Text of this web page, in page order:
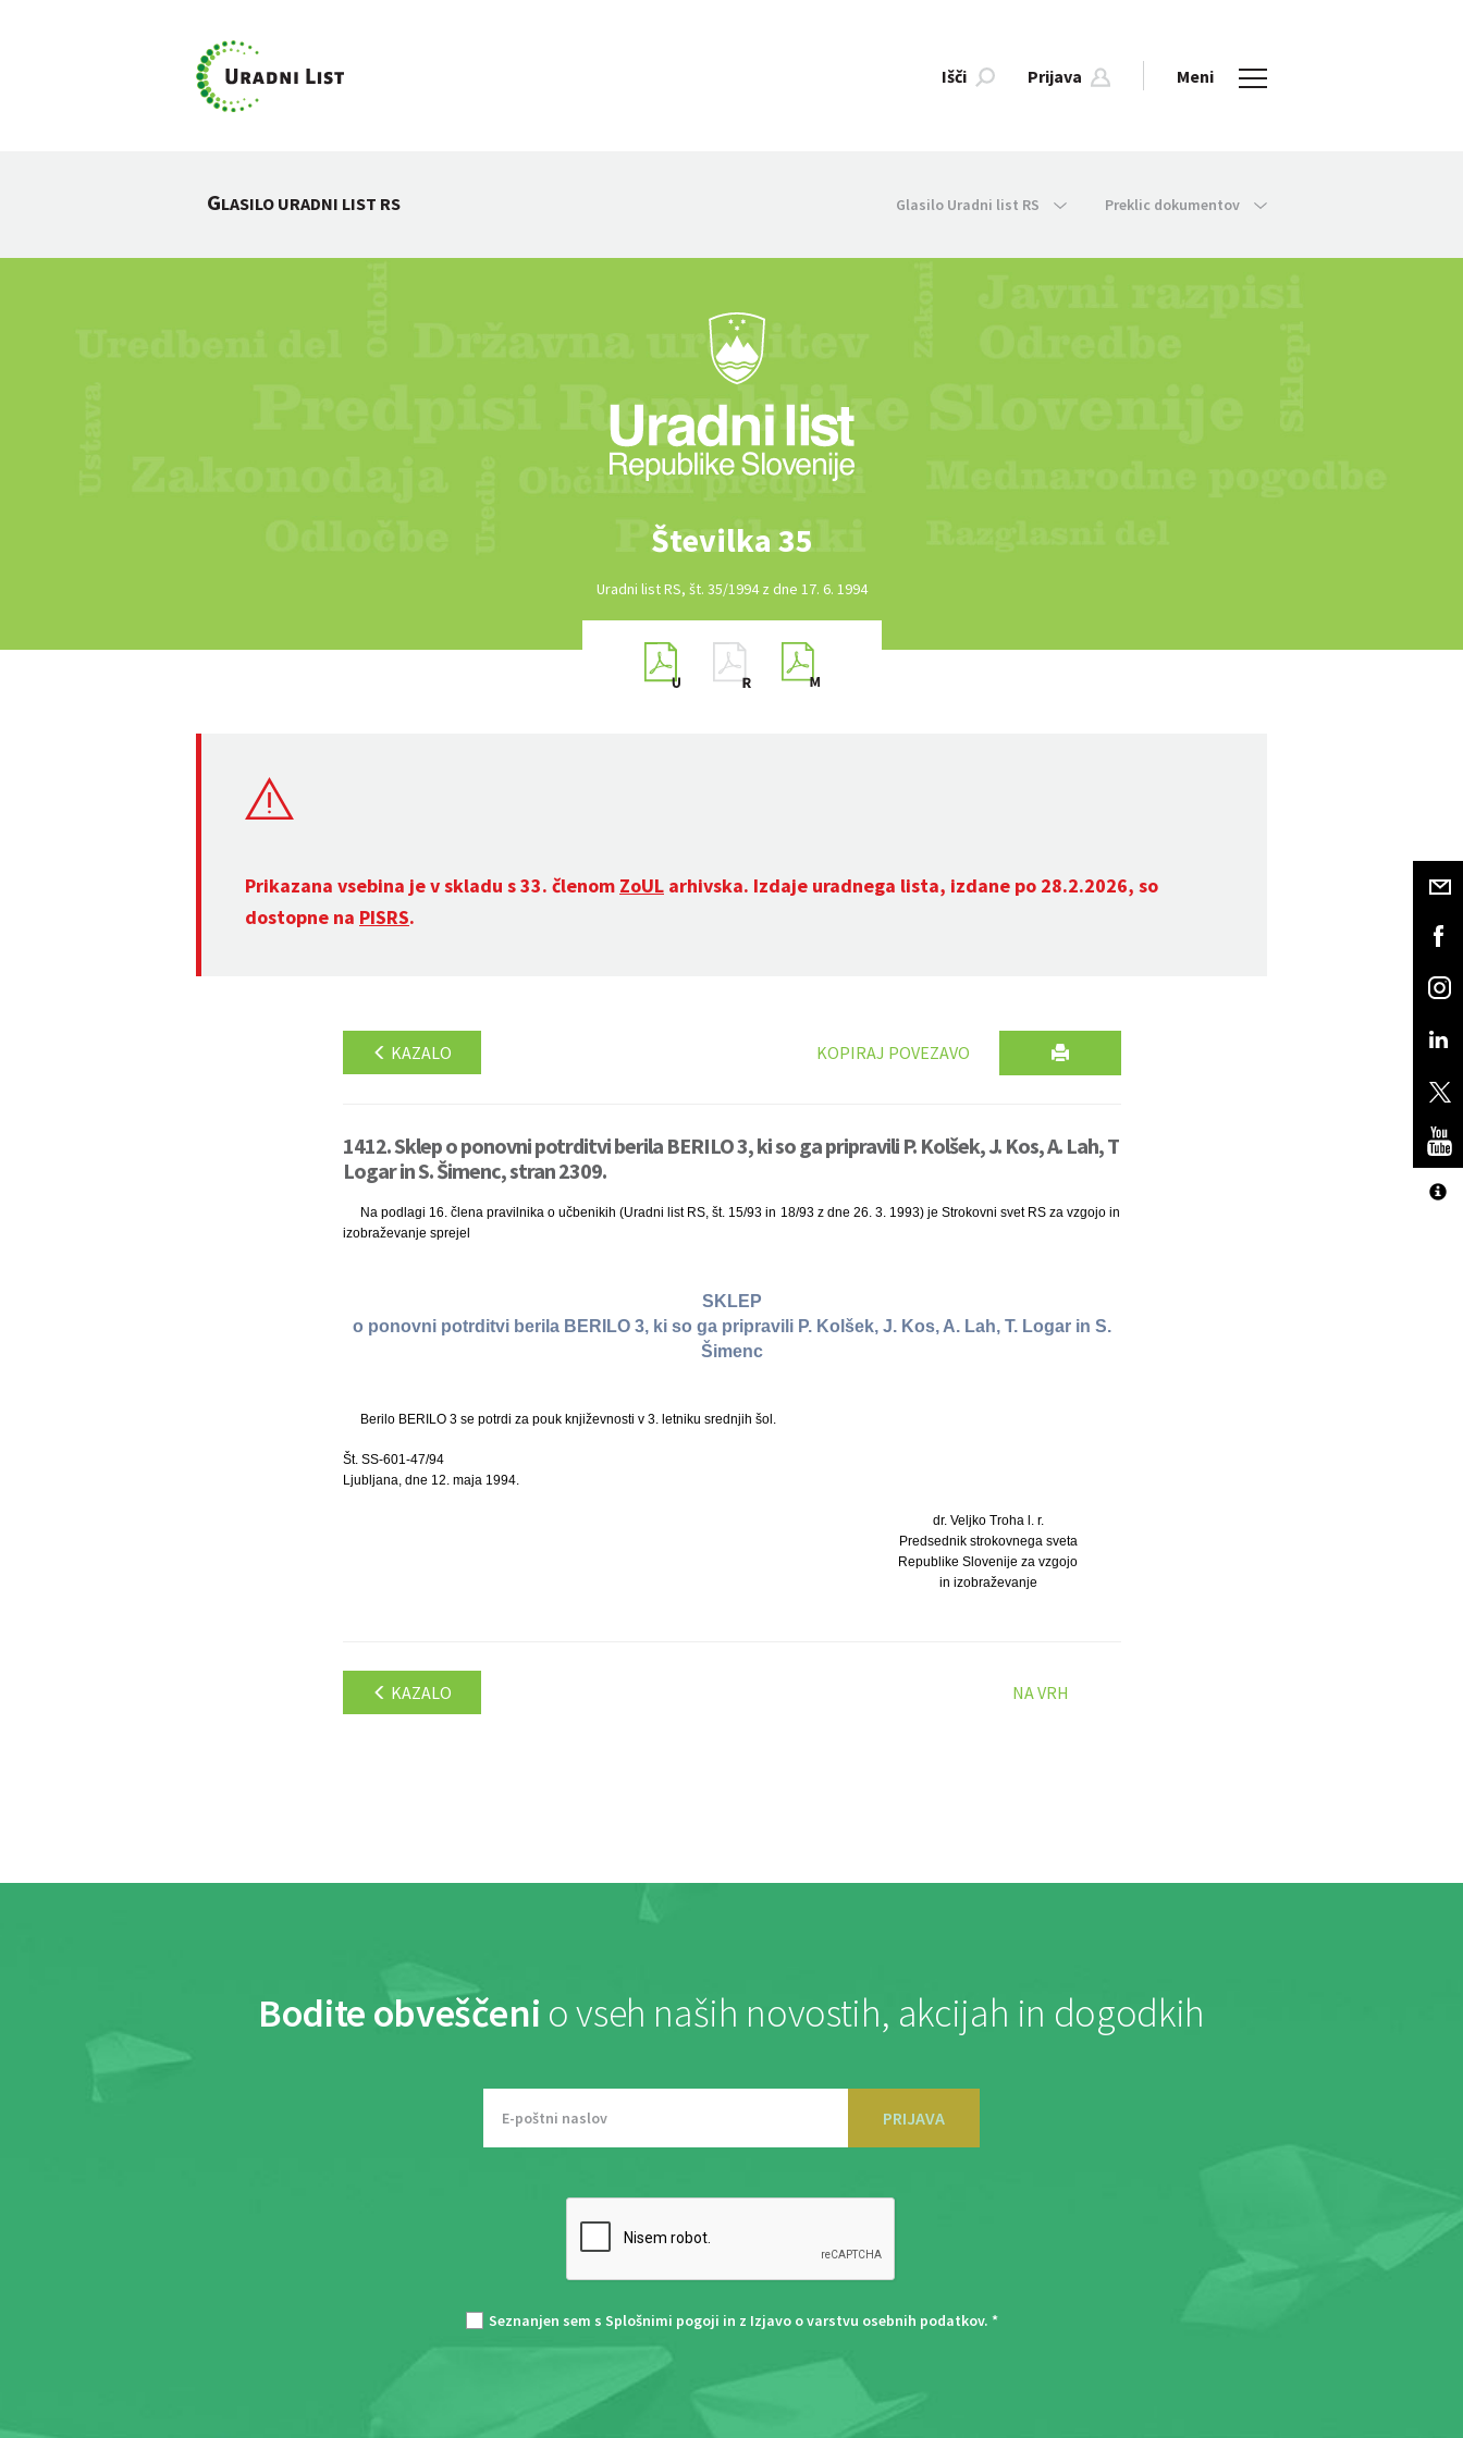
Išči Prijava Meni
GLASILO URADNI LIST RS Glasilo Uradni list RS Preklic dokumentov
Številka 35
Uradni list RS, št. 35/1994 z dne 17. 6. 1994
Prikazana vsebina je v skladu s 33. členom ZoUL arhivska. Izdaje uradnega lista, izdane po 28.2.2026, so
dostopne na PISRS.
KAZALO KOPIRAJ POVEZAVO
1412. Sklep o ponovni potrditvi berila BERILO 3, ki so ga pripravili P. Kolšek, J. Kos, A. Lah, T
Logar in S. Šimenc, stran 2309.
Na podlagi 16. člena pravilnika o učbenikih (Uradni list RS, št. 15/93 in 18/93 z dne 26. 3. 1993) je Strokovni svet RS za vzgojo in
izobraževanje sprejel
SKLEP
o ponovni potrditvi berila BERILO 3, ki so ga pripravili P. Kolšek, J. Kos, A. Lah, T. Logar in S.
Šimenc
Berilo BERILO 3 se potrdi za pouk književnosti v 3. letniku srednjih šol.
Št. SS-601-47/94
Ljubljana, dne 12. maja 1994.
dr. Veljko Troha l. r.
Predsednik strokovnega sveta
Republike Slovenije za vzgojo
in izobraževanje
KAZALO NA VRH
Bodite obveščeni o vseh naših novostih, akcijah in dogodkih
PRIJAVA
Seznanjen sem s Splošnimi pogoji in z Izjavo o varstvu osebnih podatkov. *